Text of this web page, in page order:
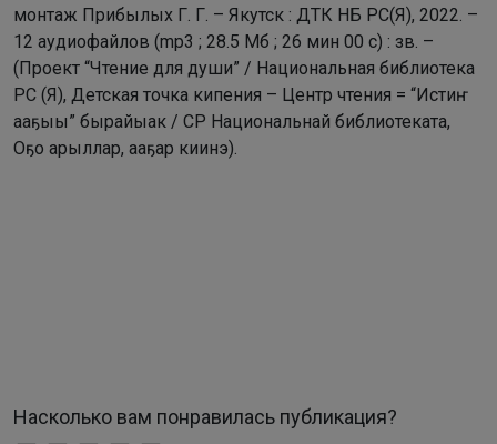
монтаж Прибылых Г. Г. – Якутск : ДТК НБ РС(Я), 2022. –
12 аудиофайлов (mp3 ; 28.5 Мб ; 26 мин 00 с) : зв. –
(Проект “Чтение для души” / Национальная библиотека
РС (Я), Детская точка кипения – Центр чтения = “Истиҥ
ааҕыы” бырайыак / СР Национальнай библиотеката,
Оҕо арыллар, ааҕар киинэ).
Насколько вам понравилась публикация?